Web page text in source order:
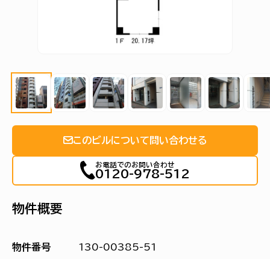
このビルについて問い合わせる
お電話でのお問い合わせ
0120-978-512
物件概要
物件番号 130-00385-51